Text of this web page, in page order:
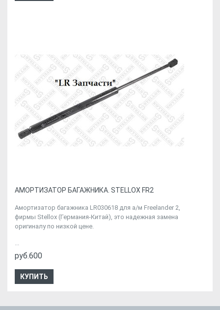
АМОРТИЗАТОР БАГАЖНИКА. STELLOX FR2
Амортизатор багажника LR030618 для а/м Freelander 2,
фирмы Stellox (Германия-Китай), это надежная замена
оригиналу по низкой цене.
...
руб.600
КУПИТЬ